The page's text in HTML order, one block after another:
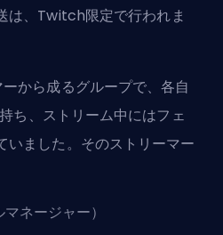
は、Twitch限定で行われま
から成るグループで、各自
ち、ストリーム中にはフェ
いました。そのストリーマー
ネージャー）